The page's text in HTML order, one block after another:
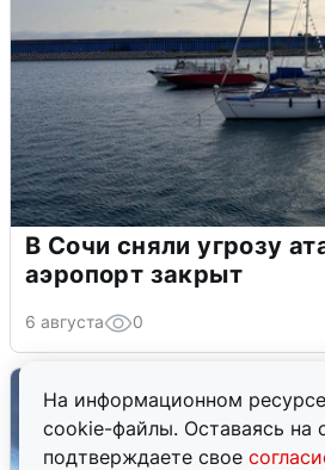
На информационном
cookie-файлы. Оставаясь на
подтверждаете свое
В Сочи сняли угрозу
аэропорт закрыт
6 августа 0